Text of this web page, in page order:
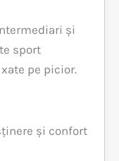
și
sport
pe picior.
și confort